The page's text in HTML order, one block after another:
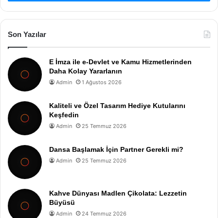
Son Yazılar
E İmza ile e-Devlet ve Kamu Hizmetlerinden
Daha Kolay Yararlanın
Admin 1 Ağustos 2026
Kaliteli ve Özel Tasarım Hediye Kutularını
Keşfedin
Admin 25 Temmuz 2026
Dansa Başlamak İçin Partner Gerekli mi?
Admin 25 Temmuz 2026
Kahve Dünyası Madlen Çikolata: Lezzetin
Büyüsü
Admin 24 Temmuz 2026